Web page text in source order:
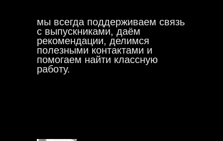
мы всегда поддерживаем связь
с выпускниками, даём
рекомендации, делимся
полезными контактами и
помогаем найти классную
работу.